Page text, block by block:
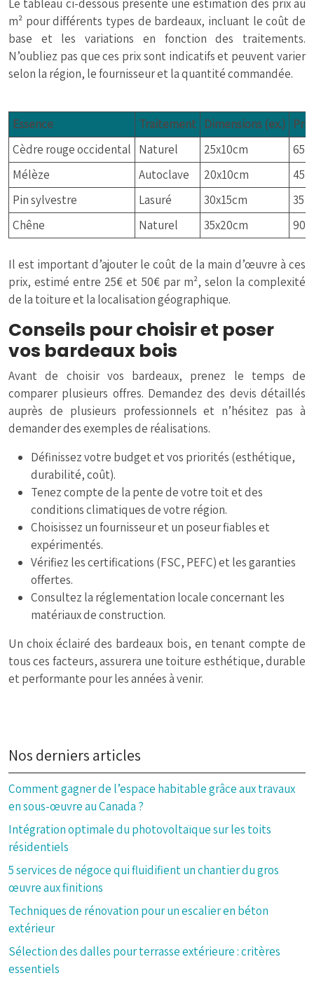
Le tableau ci-dessous présente une estimation des prix au
m² pour différents types de bardeaux, incluant le coût de
base et les variations en fonction des traitements.
N’oubliez pas que ces prix sont indicatifs et peuvent varier
selon la région, le fournisseur et la quantité commandée.
Essence Traitement Dimensions (ex.)
Cèdre rouge occidental Naturel 25x10cm
65
Mélèze
Autoclave 20x10cm
45
Pin sylvestre
Lasuré 30x15cm
35
Chêne
Naturel 35x20cm 90
Il est important d’ajouter le coût de la main d’œuvre à ces
prix, estimé entre 25€ et 50€ par m², selon la complexité
de la toiture et la localisation géographique.
Conseils pour choisir et poser
vos bardeaux bois
Avant de choisir vos bardeaux, prenez le temps de
comparer plusieurs offres. Demandez des devis détaillés
auprès de plusieurs professionnels et n’hésitez pas à
demander des exemples de réalisations.
Définissez votre budget et vos priorités (esthétique,
durabilité, coût).
Tenez compte de la pente de votre toit et des
conditions climatiques de votre région.
Choisissez un fournisseur et un poseur fiables et
expérimentés.
Vérifiez les certifications (FSC, PEFC) et les garanties
offertes.
Consultez la réglementation locale concernant les
matériaux de construction.
Un choix éclairé des bardeaux bois, en tenant compte de
tous ces facteurs, assurera une toiture esthétique, durable
et performante pour les années à venir.
Nos derniers articles
Comment gagner de l’espace habitable grâce aux travaux
en sous-œuvre au Canada ?
Intégration optimale du photovoltaïque sur les toits
résidentiels
5 services de négoce qui fluidifient un chantier du gros
œuvre aux finitions
Techniques de rénovation pour un escalier en béton
extérieur
Sélection des dalles pour terrasse extérieure : critères
essentiels